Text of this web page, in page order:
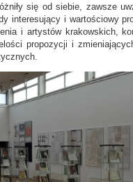
się od siebie, zawsze
interesujący i wartościowy
i artystów krakowskich,
propozycji i